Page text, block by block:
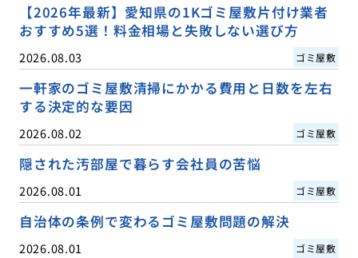
【2026年最新】愛知県の1Kゴミ屋敷片付け業者
おすすめ5選！料金相場と失敗しない選び方
2026.08.03 ゴミ屋敷
一軒家のゴミ屋敷清掃にかかる費用と日数を左右
する決定的な要因
2026.08.02 ゴミ屋敷
隠された汚部屋で暮らす会社員の苦悩
2026.08.01 ゴミ屋敷
自治体の条例で変わるゴミ屋敷問題の解決
2026.08.01 ゴミ屋敷